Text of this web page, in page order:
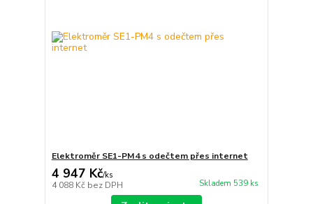
Elektroměr SE1-PM4 s odečtem přes internet
4 947 Kč/ks
4 088 Kč bez DPH Skladem 539 ks